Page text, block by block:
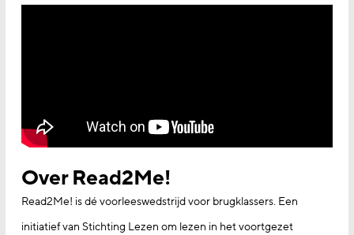
Over Read2Me!
Read2Me! is dé voorleeswedstrijd voor brugklassers. Een
initiatief van Stichting Lezen om lezen in het voortgezet